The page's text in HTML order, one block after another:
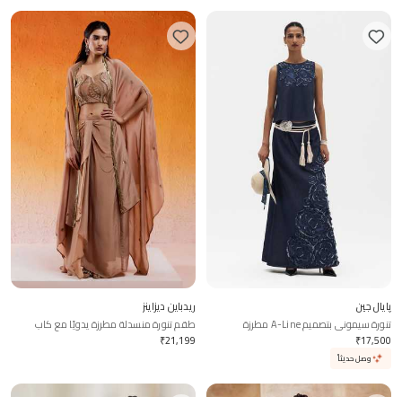
پايال جين
تنورة سيموني بتصميم A-Line مطرزة
₹17,500
وصل حديثاً
ريدباين ديزاينز
طقم تنورة منسدلة مطرزة يدويًا مع كاب
₹21,199